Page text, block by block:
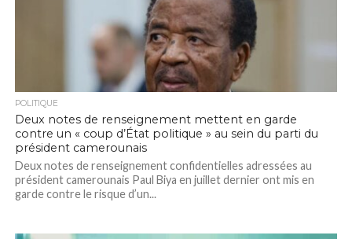
POLITIQUE
Deux notes de renseignement mettent en garde
contre un « coup d’État politique » au sein du parti du
président camerounais
Deux notes de renseignement confidentielles adressées au
président camerounais Paul Biya en juillet dernier ont mis en
garde contre le risque d’un...